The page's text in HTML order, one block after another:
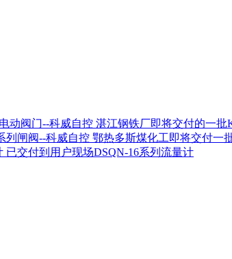
湛江钢铁厂即将交付的一批
鄂热多斯煤化工即将交付一
已交付到用户现场DSQN-16系列流量计